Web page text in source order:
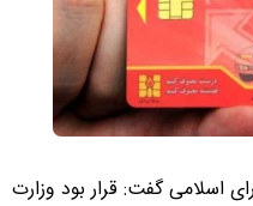
اسلامی گفت: قرار بود وزارت